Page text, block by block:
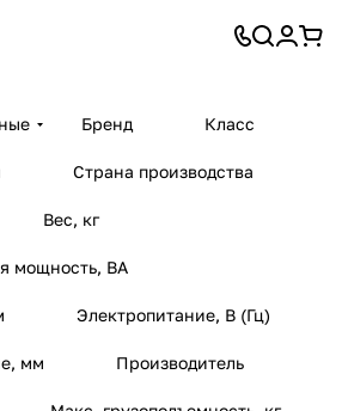
Бренд Класс
Страна производства
Вес, кг
мощность, ВА
Электропитание, В (Гц)
мм Производитель